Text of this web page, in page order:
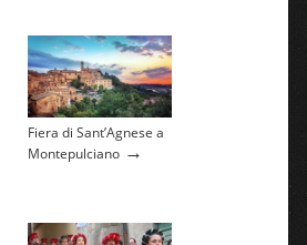
Fiera di Sant’Agnese a
Montepulciano→